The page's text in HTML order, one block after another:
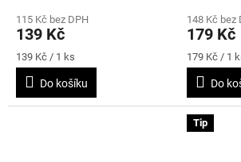
115 Kč bez DPH
139 Kč
Měrná
cena:
139 Kč / 1 ks
Do košíku
148 Kč bez
179 Kč
Měrná
cena:
179 Kč / 1
Do
Tip